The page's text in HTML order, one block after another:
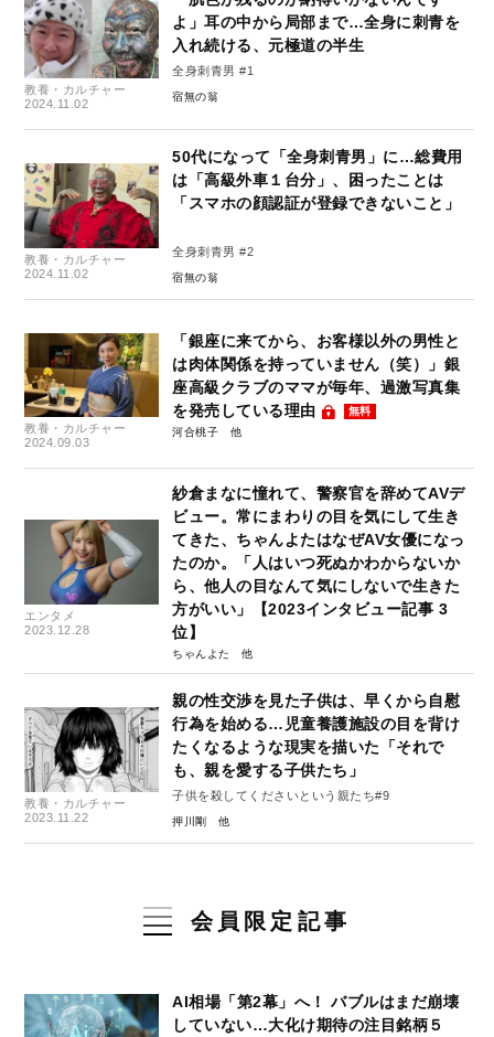
教養・カルチャー
2024.11.02
よ」耳の中から局部まで…全身に刺青を
入れ続ける、元極道の半生
全身刺青男 #1
宿無の翁
教養・カルチャー
2024.11.02
50代になって「全身刺青男」に…総費用
は「高級外車１台分」、困ったことは
「スマホの顔認証が登録できないこと」
全身刺青男 #2
宿無の翁
教養・カルチャー
2024.09.03
「銀座に来てから、お客様以外の男性と
は肉体関係を持っていません（笑）」銀
座高級クラブのママが毎年、過激写真集
を発売している理由
無料
河合桃子
エンタメ
2023.12.28
紗倉まなに憧れて、警察官を辞めてAVデ
ビュー。常にまわりの目を気にして生き
てきた、ちゃんよたはなぜAV女優になっ
たのか。「人はいつ死ぬかわからないか
ら、他人の目なんて気にしないで生きた
方がいい」【2023インタビュー記事 3
位】
ちゃんよた
教養・カルチャー
2023.11.22
親の性交渉を見た子供は、早くから自慰
行為を始める…児童養護施設の目を背け
たくなるような現実を描いた「それで
も、親を愛する子供たち」
子供を殺してくださいという親たち#9
押川剛
会員限定記事
AI相場「第2幕」へ！ バブルはまだ崩壊
していない…大化け期待の注目銘柄５